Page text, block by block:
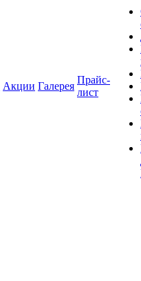
Акции Галерея
Прайс-
лист